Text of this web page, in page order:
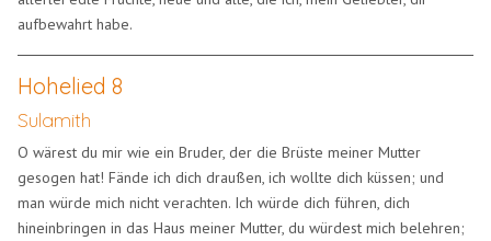
aufbewahrt habe.
Hohelied 8
Sulamith
O wärest du mir wie ein Bruder, der die Brüste meiner Mutter
gesogen hat! Fände ich dich draußen, ich wollte dich küssen; und
man würde mich nicht verachten. Ich würde dich führen, dich
hineinbringen in das Haus meiner Mutter, du würdest mich belehren;